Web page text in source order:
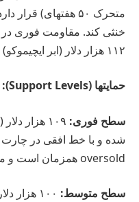
متحرک ۵۰ هفتهای)
۱۱۲ هزار دلار (ابر ایچیموکو) دیده میشود.
حمایتها (Support Levels):
سطح فوری:
۱۰۹ هزار
oversold همزمان است و میتواند نقطه برگشت قیمت باشد.
سطح متوسط: